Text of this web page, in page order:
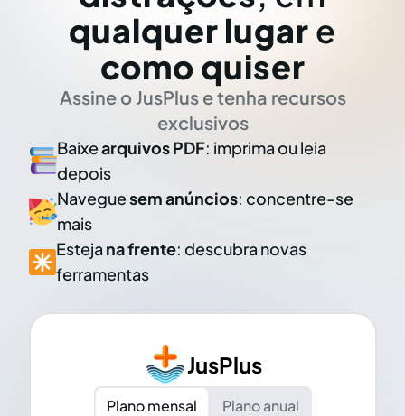
qualquer lugar e
como quiser
Assine o JusPlus e tenha recursos
exclusivos
Baixearquivos PDF: imprima ou leia
depois
Naveguesem anúncios: concentre-se
mais
Esteja na frente: descubra novas
ferramentas
JusPlus
Plano mensal
Plano anual